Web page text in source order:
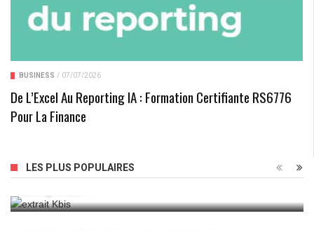
BUSINESS / 07/07/2026
De L’Excel Au Reporting IA : Formation Certifiante RS6776
Pour La Finance
LES PLUS POPULAIRES
Comment Obtenir Un Extrait Kbis Pour Un Auto-